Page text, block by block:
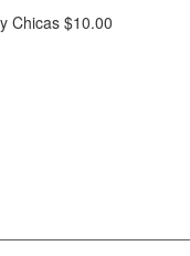
Chicas $10.00